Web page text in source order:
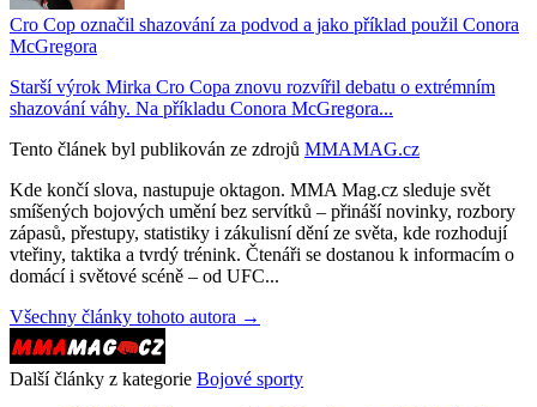
Cro Cop označil shazování za podvod a jako příklad použil Conora
McGregora
Starší výrok Mirka Cro Copa znovu rozvířil debatu o extrémním
shazování váhy. Na příkladu Conora McGregora...
Tento článek byl publikován ze zdrojů MMAMAG.cz
Kde končí slova, nastupuje oktagon. MMA Mag.cz sleduje svět
smíšených bojových umění bez servítků – přináší novinky, rozbory
zápasů, přestupy, statistiky i zákulisní dění ze světa, kde rozhodují
vteřiny, taktika a tvrdý trénink. Čtenáři se dostanou k informacím o
domácí i světové scéně – od UFC...
Všechny články tohoto autora →
Další články z kategorie Bojové sporty